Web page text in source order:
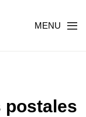
MENU
postales